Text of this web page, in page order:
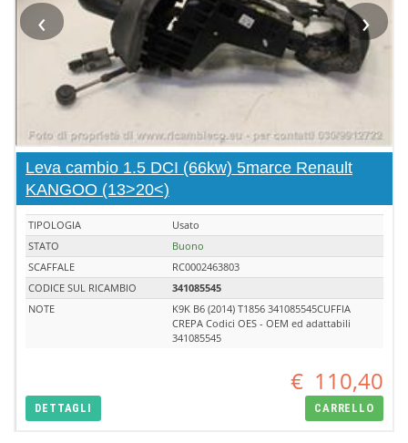
‹ ›
Leva cambio 1.5 DCI (66kw) 5marce Renault
KANGOO (13>20<)
TIPOLOGIA
Usato
STATO
Buono
SCAFFALE
RC0002463803
CODICE SUL RICAMBIO
341085545
NOTE
K9K B6 (2014) T1856 341085545CUFFIA
CREPA Codici OES - OEM ed adattabili
341085545
€ 110,40
DETTAGLI CARRELLO